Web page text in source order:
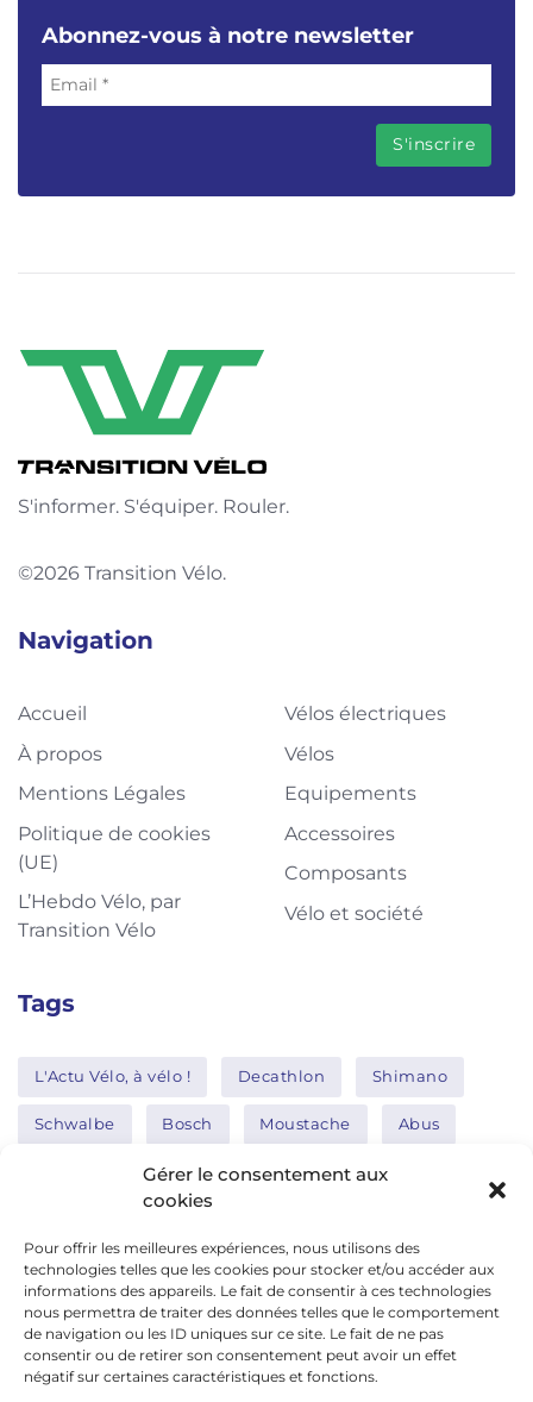
Gérer le consentement aux
cookies
Pour offrir les meilleures expériences, nous utilisons des
technologies telles que les cookies pour stocker et/ou accéder aux
informations des appareils. Le fait de consentir à ces technologies
nous permettra de traiter des données telles que le comportement
de navigation ou les ID uniques sur ce site. Le fait de ne pas
consentir ou de retirer son consentement peut avoir un effet
négatif sur certaines caractéristiques et fonctions.
Abonnez-vous à notre newsletter
S'informer. S'équiper. Rouler.
©2026 Transition Vélo.
Navigation
Accueil
À propos
Mentions Légales
Politique de cookies
(UE)
L’Hebdo Vélo, par
Transition Vélo
Vélos électriques
Vélos
Equipements
Accessoires
Composants
Vélo et société
Tags
L'Actu Vélo, à vélo ! Decathlon Shimano
Schwalbe Bosch Moustache Abus
Thule Nakamura
Réseaux sociaux
google news
facebook